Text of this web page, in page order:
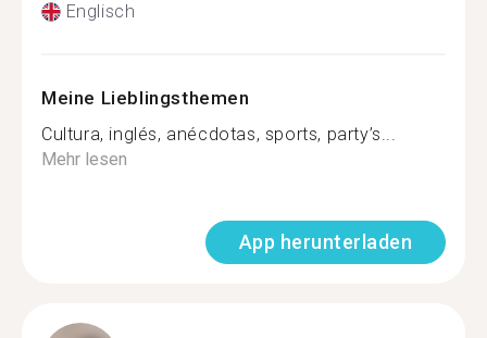
Englisch
Meine Lieblingsthemen
Cultura, inglés, anécdotas, sports, party’s...
Mehr lesen
App herunterladen